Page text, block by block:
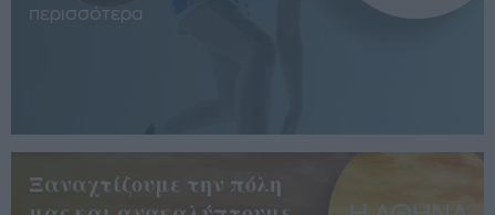
περισσότερα
Ξαναχτίζουμε την πόλη